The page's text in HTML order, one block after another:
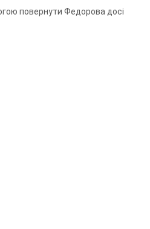
повернути Федорова досі